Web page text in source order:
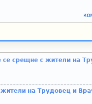
се срещне с жители на
на Трудовец и